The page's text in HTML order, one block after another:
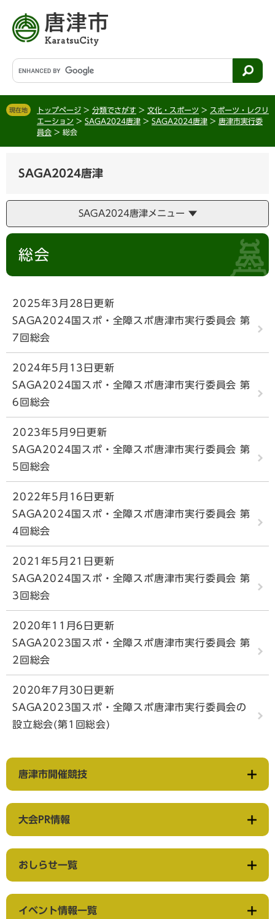
す
。
し
て
へ
G
o
g
l
タ
ム
現在地 トップページ > 分類でさがす > 文化・スポーツ > スポーツ・レクリ
エーション > SAGA2024唐津 > SAGA2024唐津 > 唐津市実行委
員会 > 総会
SAGA2024唐津
SAGA2024唐津メニュー
本
総会
2025年3月28日更新
SAGA2024国スポ・全障スポ唐津市実行委員会 第
7回総会
2024年5月13日更新
SAGA2024国スポ・全障スポ唐津市実行委員会 第
6回総会
2023年5月9日更新
SAGA2024国スポ・全障スポ唐津市実行委員会 第
5回総会
2022年5月16日更新
SAGA2024国スポ・全障スポ唐津市実行委員会 第
4回総会
2021年5月21日更新
SAGA2024国スポ・全障スポ唐津市実行委員会 第
3回総会
2020年11月6日更新
SAGA2023国スポ・全障スポ唐津市実行委員会 第
2回総会
2020年7月30日更新
SAGA2023国スポ・全障スポ唐津市実行委員会の
設立総会(第1回総会)
唐津市開催競技
大会PR情報
おしらせ一覧
イベント情報一覧